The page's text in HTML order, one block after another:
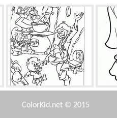
ガミーベアとケビン
ColorKid.net © 2015